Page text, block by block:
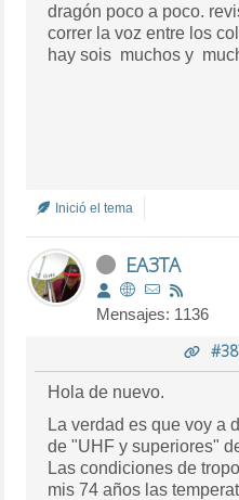
dragón poco a poco.
correr la voz entre los
hay sois muchos y
Inició el tema
EA3TA
Mensajes: 1136
Hola de nuevo.
La verdad es que voy a
de "UHF y superiores"
Las condiciones de
mis 74 años las